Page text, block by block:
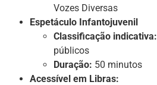
Vozes Diversas
Espetáculo Infantojuvenil
Classificação indicativa:
públicos
Duração: 50 minutos
Acessível em Libras: